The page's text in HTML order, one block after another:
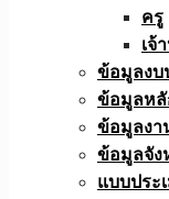
ครู
เจ้
ข้อมูลงบ
ข้อมูลหลั
ข้อมูลงา
ข้อมูลจัง
แบบประ